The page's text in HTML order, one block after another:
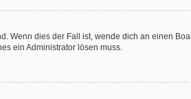
Wenn dies der Fall ist, wende dich an einen
ein Administrator lösen muss.